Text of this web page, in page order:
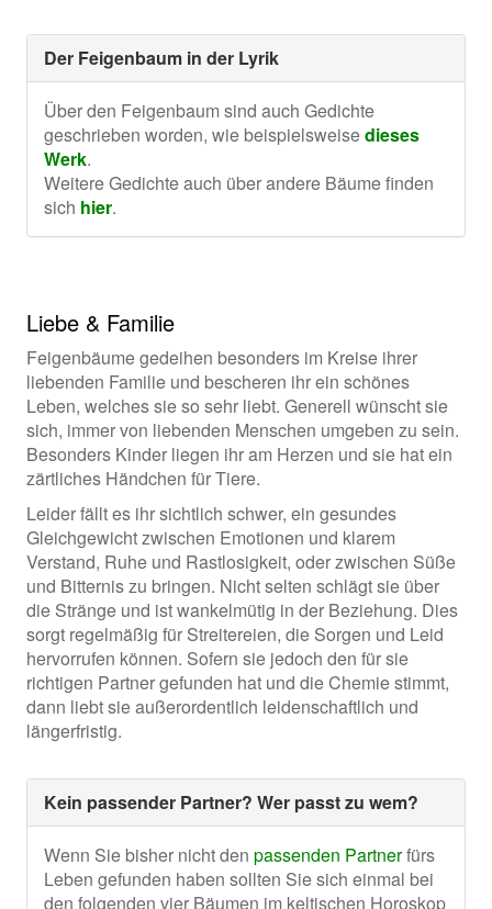
Der Feigenbaum in der Lyrik
Über den Feigenbaum sind auch Gedichte
geschrieben worden, wie beispielsweisedieses
Werk.
Weitere Gedichte auch über andere Bäume finden
sich hier.
Liebe & Familie
Feigenbäume gedeihen besonders im Kreise ihrer
liebenden Familie und bescheren ihr ein schönes
Leben, welches sie so sehr liebt. Generell wünscht sie
sich, immer von liebenden Menschen umgeben zu sein.
Besonders Kinder liegen ihr am Herzen und sie hat ein
zärtliches Händchen für Tiere.
Leider fällt es ihr sichtlich schwer, ein gesundes
Gleichgewicht zwischen Emotionen und klarem
Verstand, Ruhe und Rastlosigkeit, oder zwischen Süße
und Bitternis zu bringen. Nicht selten schlägt sie über
die Stränge und ist wankelmütig in der Beziehung. Dies
sorgt regelmäßig für Streitereien, die Sorgen und Leid
hervorrufen können. Sofern sie jedoch den für sie
richtigen Partner gefunden hat und die Chemie stimmt,
dann liebt sie außerordentlich leidenschaftlich und
längerfristig.
Kein passender Partner? Wer passt zu wem?
Wenn Sie bisher nicht den passenden Partnerfürs
Leben gefunden haben sollten Sie sich einmal bei
den folgenden vier Bäumen im keltischen Horoskop